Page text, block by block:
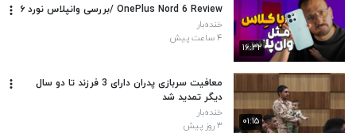
۱۶:۳۲
OnePlus Nord 6 Review /بررسی وانپلاس نورد ۶
خنده‌بار
۴ ساعت پیش
۰۱:۱۵
معافیت سربازی پدران دارای 3 فرزند تا دو سال
دیگر تمدید شد
خنده‌بار
۳ روز پیش